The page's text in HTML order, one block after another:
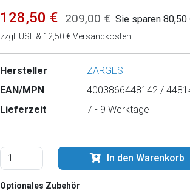
128,50 € 209,00 € Sie sparen 80,50
zzgl. USt. & 12,50 € Versandkosten
Hersteller
ZARGES
EAN/MPN
4003866448142 /
Lieferzeit
7 - 9 Werktage
In den Warenkorb
Optionales Zubehör